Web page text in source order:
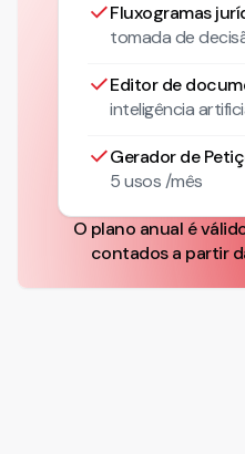
Fluxogramas
tomada de
Editor de
inteligência
Gerador de
5 usos /mês
O plano anual é
contados a partir